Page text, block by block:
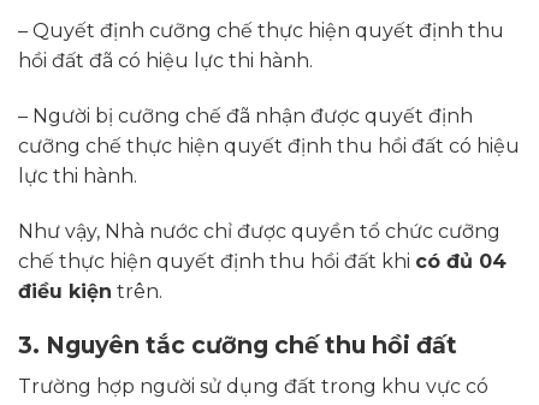
– Quyết định cưỡng chế thực hiện quyết định thu
hồi đất đã có hiệu lực thi hành.
– Người bị cưỡng chế đã nhận được quyết định
cưỡng chế thực hiện quyết định thu hồi đất có hiệu
lực thi hành.
Như vậy, Nhà nước chỉ được quyền tổ chức cưỡng
chế thực hiện quyết định thu hồi đất khi có đủ 04
điều kiện trên.
3. Nguyên tắc cưỡng chế thu hồi đất
Trường hợp người sử dụng đất trong khu vực có